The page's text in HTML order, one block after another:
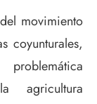
movimiento
coyunturales,
agricultura